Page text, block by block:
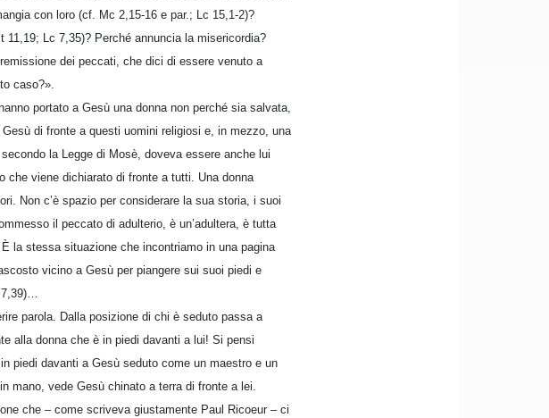
con loro (cf. Mc 2,15-16 e par.; Lc 15,1-2)?
11,19; Lc 7,35)? Perché annuncia la misericordia?
dei peccati, che dici di essere venuto a
caso?».
portato a Gesù una donna non perché sia salvata,
di fronte a questi uomini religiosi e, in mezzo, una
la Legge di Mosè, doveva essere anche lui
che viene dichiarato di fronte a tutti. Una donna
Non c’è spazio per considerare la sua storia, i suoi
il peccato di adulterio, è un’adultera, è tutta
la stessa situazione che incontriamo in una pagina
vicino a Gesù per piangere sui suoi piedi e
7,39)…
parola. Dalla posizione di chi è seduto passa a
alla donna che è in piedi davanti a lui! Si pensi
piedi davanti a Gesù seduto come un maestro e un
mano, vede Gesù chinato a terra di fronte a lei.
che – come scriveva giustamente Paul Ricoeur – ci